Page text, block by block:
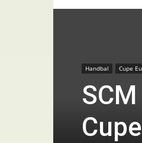
Handbal Cupe